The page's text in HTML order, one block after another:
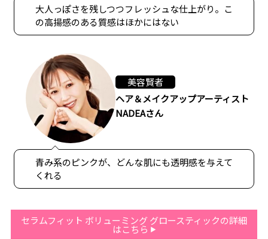
大人っぽさを残しつつフレッシュな仕上がり。こ
の高揚感のある質感はほかにはない
美容賢者
ヘア＆メイクアップアーティスト
NADEAさん
青み系のピンクが、どんな肌にも透明感を与えて
くれる
セラムフィット ボリューミング グロースティックの詳細
はこちら